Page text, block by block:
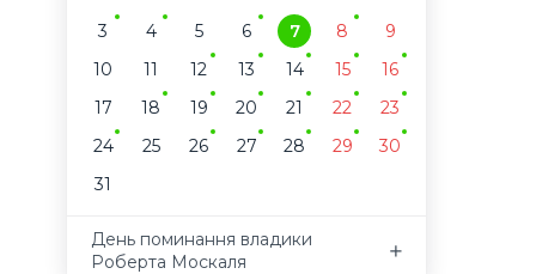
3
4 5 6 7 8
9
10
11 12 13 14 15
16
17
18 19 20 21 22
23
24
25 26 27 28 29
30
31
День поминання владики
Роберта Москаля